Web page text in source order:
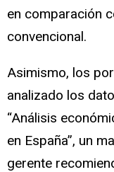
en comparación
convencional.
Asimismo, los
analizado los
“Análisis
en España”, un
gerente